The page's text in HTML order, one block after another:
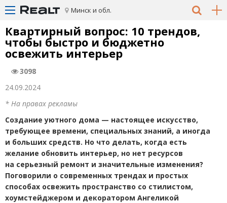
Минск и обл.
Квартирный вопрос: 10 трендов,
чтобы быстро и бюджетно
освежить интерьер
3098
24.09.2024
* На правах рекламы
Создание уютного дома — настоящее искусство,
требующее времени, специальных знаний, а иногда
и больших средств. Но что делать, когда есть
желание обновить интерьер, но нет ресурсов
на серьезный ремонт и значительные изменения?
Поговорили о современных трендах и простых
способах освежить пространство со стилистом,
хоумстейджером и декоратором Ангеликой